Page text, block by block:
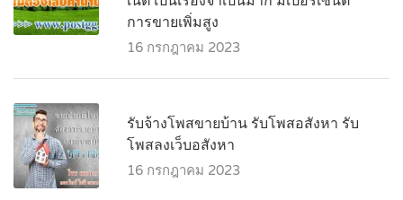
การขายเพิ่มสูง
16 กรกฎาคม 2023
รับจ้างโพสขายบ้าน รับโพสอสังหา รับ
โพสลงเว็บอสังหา
16 กรกฎาคม 2023